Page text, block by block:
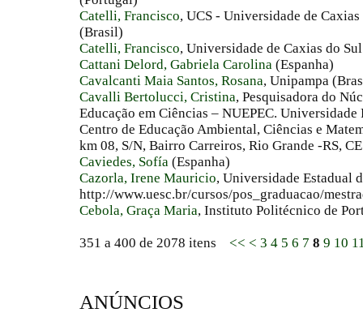
Catelli, Francisco, UCS - Universidade de
(Brasil)
Catelli, Francisco, Universidade de Caxias do
Cattani Delord, Gabriela Carolina (Espanha)
Cavalcanti Maia Santos, Rosana, Unipampa
Cavalli Bertolucci, Cristina, Pesquisadora do
Educação em Ciências – NUEPEC.
Centro de Educação Ambiental, Ciências e
km 08, S/N, Bairro Carreiros, Rio Grande -RS,
Caviedes, Sofía (Espanha)
Cazorla, Irene Mauricio, Universidade Estadual
http://www.uesc.br/cursos/pos_graduacao/
Cebola, Graça Maria, Instituto Politécnico de
351 a 400 de 2078 itens << < 3 4 5 6 7 8 9 10
ANÚNCIOS